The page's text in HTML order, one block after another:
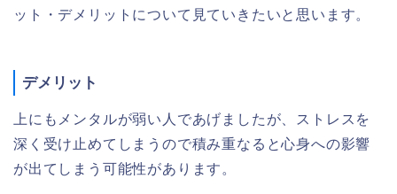
ット・デメリットについて見ていきたいと思います。
デメリット
上にもメンタルが弱い人であげましたが、ストレスを
深く受け止めてしまうので積み重なると心身への影響
が出てしまう可能性があります。